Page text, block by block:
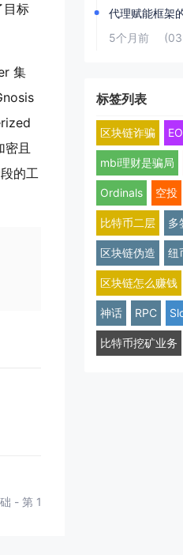
目标
集
且
的工
- 第 1 部分
代理赋能框架
5个月前
标签列表
区块链诈骗
mbi理财是骗局
Ordinals 空投
比特币二层 多
区块链伪造 纽
区块链怎么赚钱
神话 RPC
比特币挖矿业务